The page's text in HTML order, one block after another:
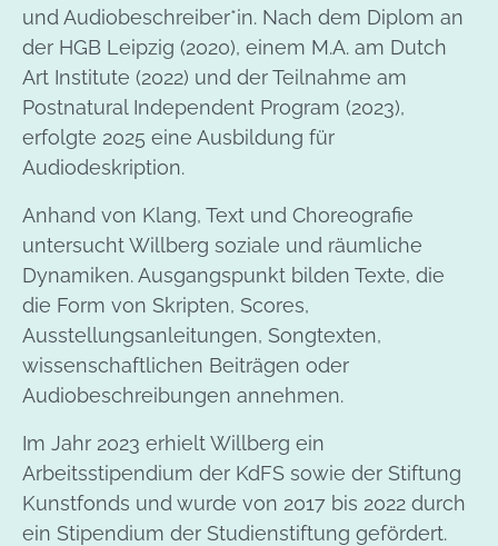
und Audiobeschreiber*in. Nach dem Diplom an
der HGB Leipzig (2020), einem M.A. am Dutch
Art Institute (2022) und der Teilnahme am
Postnatural Independent Program (2023),
erfolgte 2025 eine Ausbildung für
Audiodeskription.
Anhand von Klang, Text und Choreografie
untersucht Willberg soziale und räumliche
Dynamiken. Ausgangspunkt bilden Texte, die
die Form von Skripten, Scores,
Ausstellungsanleitungen, Songtexten,
wissenschaftlichen Beiträgen oder
Audiobeschreibungen annehmen.
Im Jahr 2023 erhielt Willberg ein
Arbeitsstipendium der KdFS sowie der Stiftung
Kunstfonds und wurde von 2017 bis 2022 durch
ein Stipendium der Studienstiftung gefördert.